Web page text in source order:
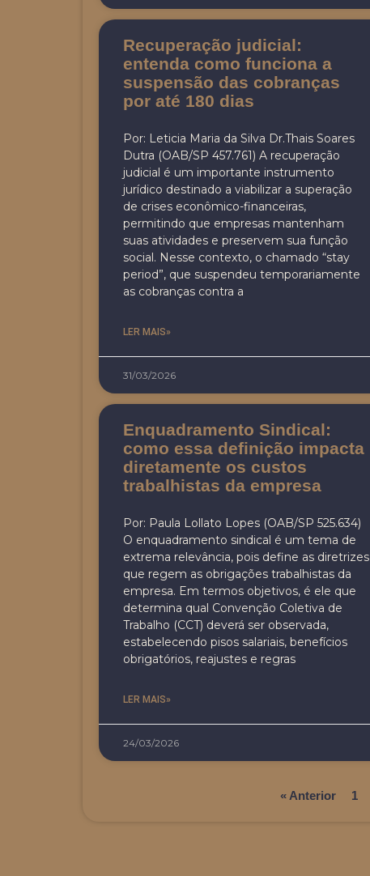
Recuperação judicial:
entenda como funciona a
suspensão das cobranças
por até 180 dias
Por: Leticia Maria da Silva Dr.Thais Soares
Dutra (OAB/SP 457.761) A recuperação
judicial é um importante instrumento
jurídico destinado a viabilizar a superação
de crises econômico-financeiras,
permitindo que empresas mantenham
suas atividades e preservem sua função
social. Nesse contexto, o chamado “stay
period”, que suspendeu temporariamente
as cobranças contra a
LER MAIS»
31/03/2026
Enquadramento Sindical:
como essa definição impacta
diretamente os custos
trabalhistas da empresa
Por: Paula Lollato Lopes (OAB/SP 525.634)
O enquadramento sindical é um tema de
extrema relevância, pois define as diretrizes
que regem as obrigações trabalhistas da
empresa. Em termos objetivos, é ele que
determina qual Convenção Coletiva de
Trabalho (CCT) deverá ser observada,
estabelecendo pisos salariais, benefícios
obrigatórios, reajustes e regras
LER MAIS»
24/03/2026
« Anterior 1